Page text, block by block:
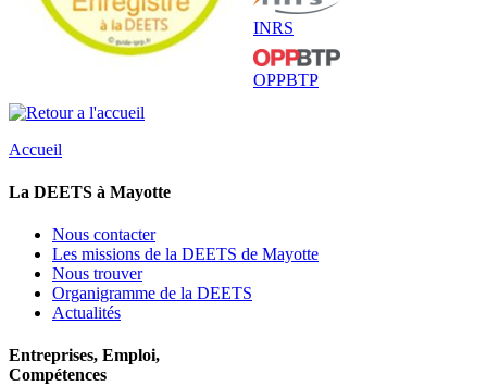
INRS
OPPBTP
Accueil
La DEETS à Mayotte
Nous contacter
Les missions de la DEETS de Mayotte
Nous trouver
Organigramme de la DEETS
Actualités
Entreprises, Emploi,
Compétences